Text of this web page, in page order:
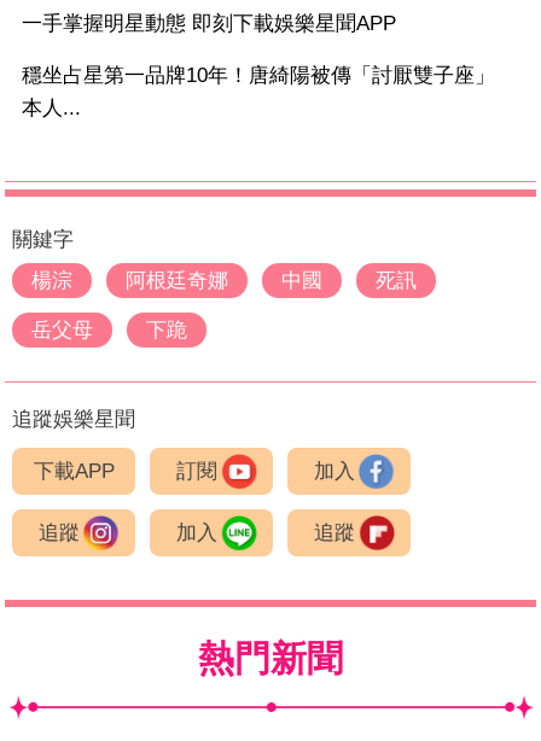
一手掌握明星動態 即刻下載娛樂星聞APP
穩坐占星第一品牌10年！唐綺陽被傳「討厭雙子座」
本人...
關鍵字
楊淙
阿根廷奇娜 中國 死訊
岳父母 下跪
追蹤娛樂星聞
下載APP 訂閱 加入
追蹤 加入 追蹤
熱門新聞